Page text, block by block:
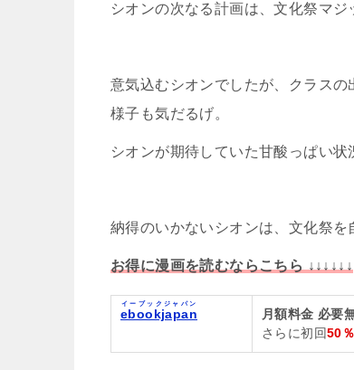
シオンの次なる計画は、文化祭マ
意気込むシオンでしたが、クラス
様子も気だるげ。
シオンが期待していた甘酸っぱい状
納得のいかないシオンは、文化祭
お得に漫画を読むならこちら ↓↓↓↓↓↓
ebookjapan
イーブックジャパン
月額料金 必要
さらに初回50